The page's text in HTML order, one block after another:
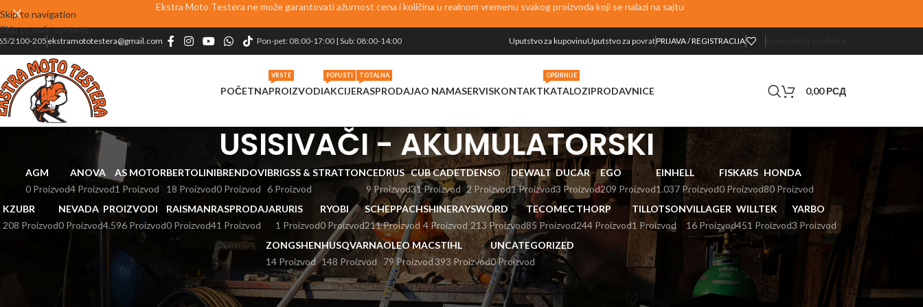
Skip to navigation
Skip to main content
Ekstra Moto Testera ne može garantovati ažurnost cena i količina u realnom vremenu svakog proizvoda koji se nalazi na sajtu
2100-205 ekstramototestera@gmail.com Pon-pet: 08:00-17:00 | Sub: 08:00-14:00 Uputstvo za kupovinuUputstvo za povratPRIJAVA / REGISTRACIJA
POČETNAPROIZVODI
VRSTE
AKCIJE
POPUSTI
RASPRODAJA
TOTALNA
O NAMASERVISKONTAKTKATALOZI
OPŠIRNIJE
PRODAVNICE 0,00РСД
USISIVAČI - AKUMULATORSKI
AGM
0 Proizvod
ANOVA
4 Proizvod
AS MOTOR
1 Proizvod
BERTOLINI
18 Proizvod
BRENDOVI
0 Proizvod
BRIGSS & STRATTON
6 Proizvod
CEDRUS
9 Proizvod
CUB CADET
31 Proizvod
DENSO
2 Proizvod
DEWALT
1 Proizvod
DUCAR
3 Proizvod
EGO
209 Proizvod
EINHELL
1.037 Proizvod
FISKARS
0 Proizvod
HONDA
80 Proizvod
KZUBR
208 Proizvod
NEVADA
0 Proizvod
PROIZVODI
4.596 Proizvod
RAISMAN
0 Proizvod
RASPRODAJA
41 Proizvod
RURIS
1 Proizvod
RYOBI
0 Proizvod
SCHEPPACH
211 Proizvod
SHINERAY
4 Proizvod
SWORD
213 Proizvod
TECOMEC
85 Proizvod
THORP
244 Proizvod
TILLOTSON
1 Proizvod
VILLAGER
16 Proizvod
WILLTEK
451 Proizvod
YARBO
3 Proizvod
ZONGSHEN
14 Proizvod
HUSQVARNA
148 Proizvod
OLEO MAC
79 Proizvod
STIHL
393 Proizvod
UNCATEGORIZED
0 Proizvod
PROIZVODI AKUMULATORSKI PROGRAM USISIVAČI - AKUMULATORSKI Prikaži 36